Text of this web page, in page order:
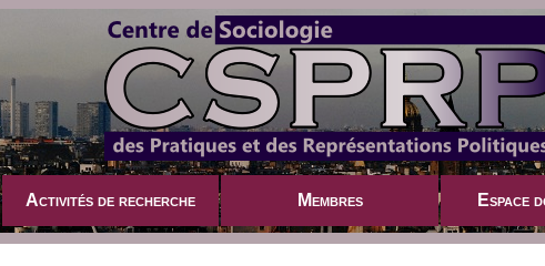
Activités de recherche Membres Espace